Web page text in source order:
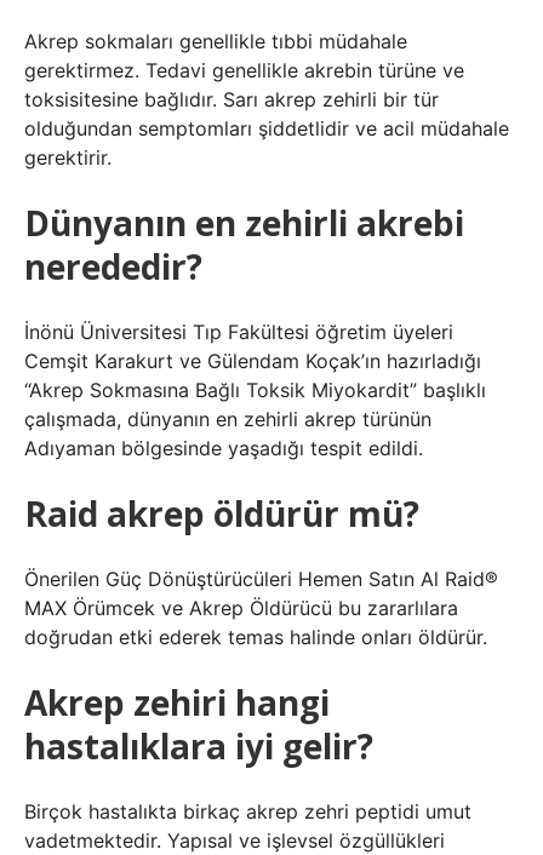
Akrep sokmaları genellikle tıbbi müdahale
gerektirmez. Tedavi genellikle akrebin türüne ve
toksisitesine bağlıdır. Sarı akrep zehirli bir tür
olduğundan semptomları şiddetlidir ve acil müdahale
gerektirir.
Dünyanın en zehirli akrebi
nerededir?
İnönü Üniversitesi Tıp Fakültesi öğretim üyeleri
Cemşit Karakurt ve Gülendam Koçak’ın hazırladığı
“Akrep Sokmasına Bağlı Toksik Miyokardit” başlıklı
çalışmada, dünyanın en zehirli akrep türünün
Adıyaman bölgesinde yaşadığı tespit edildi.
Raid akrep öldürür mü?
Önerilen Güç Dönüştürücüleri Hemen Satın Al Raid®
MAX Örümcek ve Akrep Öldürücü bu zararlılara
doğrudan etki ederek temas halinde onları öldürür.
Akrep zehiri hangi
hastalıklara iyi gelir?
Birçok hastalıkta birkaç akrep zehri peptidi umut
vadetmektedir. Yapısal ve işlevsel özgüllükleri